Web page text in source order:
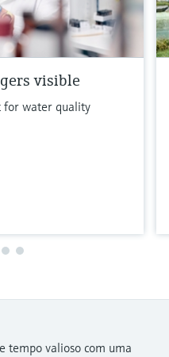
visible
for water quality
tempo valioso com uma